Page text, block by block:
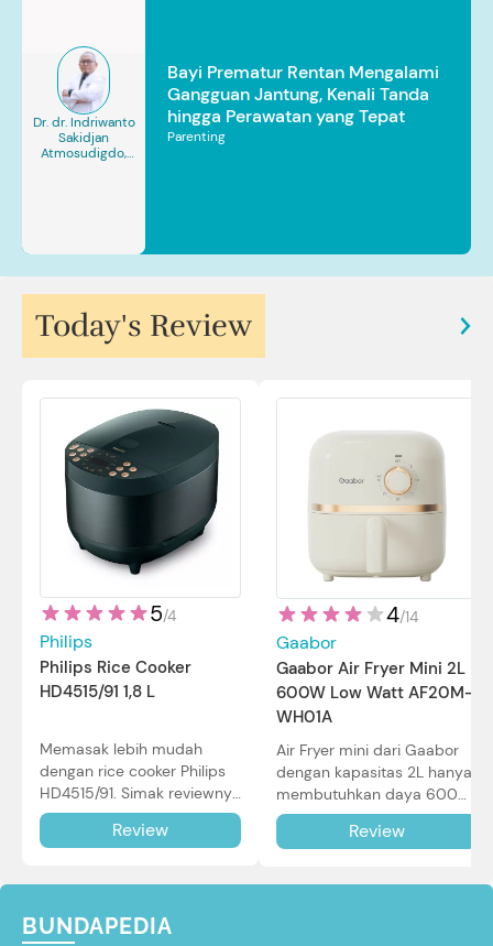
Dr. dr. Indriwanto
Sakidjan
Atmosudigdo,
Bayi Prematur Rentan Mengalami
Gangguan Jantung, Kenali Tanda
hingga Perawatan yang Tepat
Parenting
Today's Review
5/4
Philips
Philips Rice Cooker
HD4515/91 1,8 L
Memasak lebih mudah
dengan rice cooker Philips
HD4515/91. Simak reviewnya
di sini.
Review
4/14
Gaabor
Gaabor Air Fryer Mini 2L
600W Low Watt AF20M-
WH01A
Air Fryer mini dari Gaabor
dengan kapasitas 2L hanya
membutuhkan daya 600W
dalam pemakaian. Simak
review selengkapnya di sini.
Review
BUNDAPEDIA